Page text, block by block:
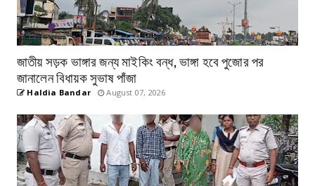
জাতীয় সড়ক ভাঙ্গার জন্য মাইকিং বন্ধ, ভাঙ্গা হবে পুজোর পর
জানালেন বিধায়ক সুভাষ পাঁজা
Haldia Bandar August 07, 2026